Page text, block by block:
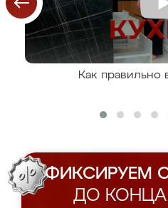
Как правильно
ФИКСИРУЕМ
ДО КОНЦА